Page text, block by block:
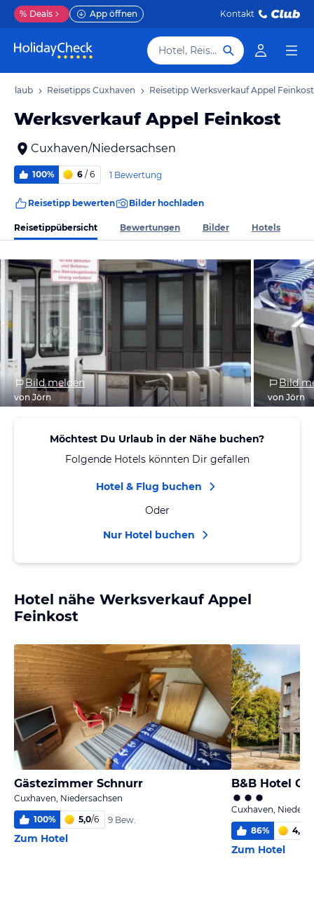
% Deals App öffnen Kontakt
Hotel, Reiseziel
Urlaub Reisetipps Cuxhaven Reisetipp Werksverkauf Appel Feinkost
Werksverkauf Appel Feinkost
Cuxhaven/Niedersachsen
100% 6 / 6 1 Bewertung
Reisetipp bewerten Bilder hochladen
Reisetippübersicht Bewertungen Bilder Hotels
Bild melden
von Jörn
Bild
von Jörn
Möchtest Du Urlaub in der Nähe buchen?
Folgende Hotels könnten Dir gefallen
Hotel & Flug buchen
Oder
Nur Hotel buchen
Hotel nähe Werksverkauf Appel
Feinkost
Gästezimmer Schnurr
Cuxhaven, Niedersachsen
100% 5,0/6 9 Bew.
Zum Hotel
B&B Hotel
Cuxhaven,
86% 4,5
Zum Hotel